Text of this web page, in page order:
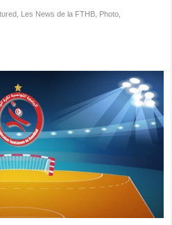
Les News de la FTHB Photo